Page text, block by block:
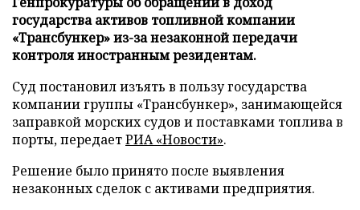
государства активов топливной компании
«Трансбункер» из-за незаконной передачи
контроля иностранным резидентам.
Суд постановил изъять в пользу государства
компании группы «Трансбункер», занимающейся
заправкой морских судов и поставками топлива в
порты, передаетРИА «Новости».
Решение было принято после выявления
незаконных сделок с активами предприятия.